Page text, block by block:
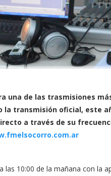
una de las trasmisiones
la transmisión oficial, este
a través de su
10:00 de la mañana con la